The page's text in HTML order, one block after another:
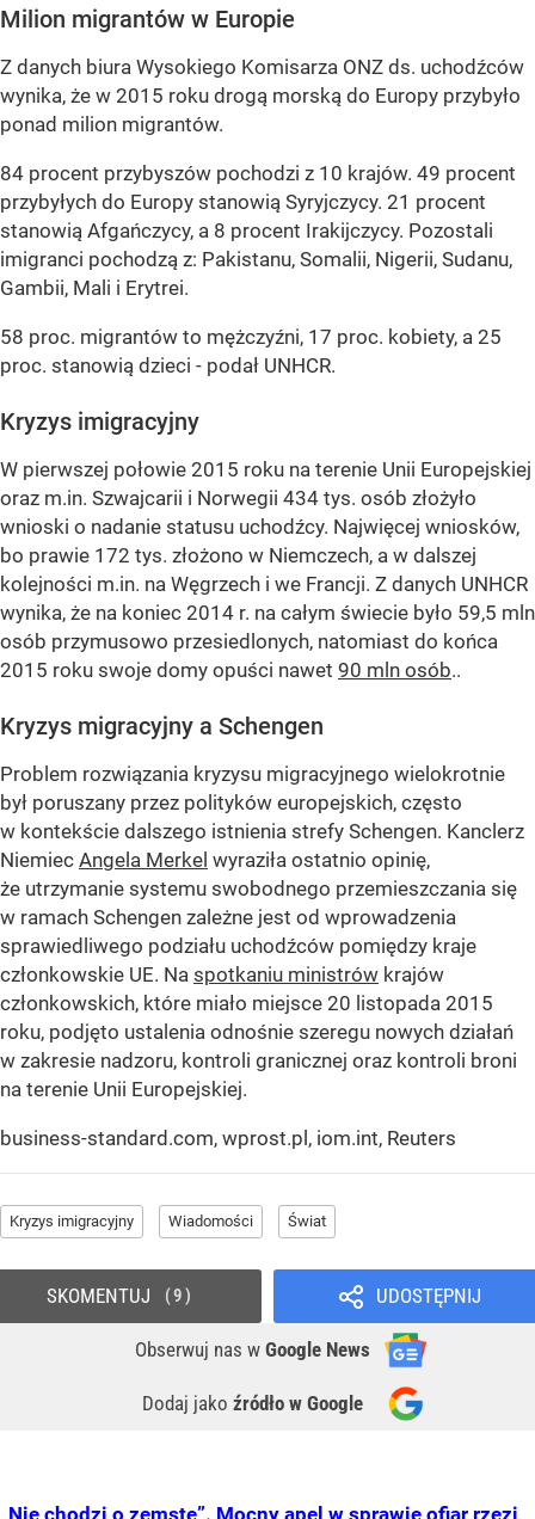
Milion migrantów w Europie
Z danych biura Wysokiego Komisarza ONZ ds. uchodźców
wynika, że w 2015 roku drogą morską do Europy przybyło
ponad milion migrantów.
84 procent przybyszów pochodzi z 10 krajów. 49 procent
przybyłych do Europy stanowią Syryjczycy. 21 procent
stanowią Afgańczycy, a 8 procent Irakijczycy. Pozostali
imigranci pochodzą z: Pakistanu, Somalii, Nigerii, Sudanu,
Gambii, Mali i Erytrei.
58 proc. migrantów to mężczyźni, 17 proc. kobiety, a 25
proc. stanowią dzieci - podał UNHCR.
Kryzys imigracyjny
W pierwszej połowie 2015 roku na terenie Unii Europejskiej
oraz m.in. Szwajcarii i Norwegii 434 tys. osób złożyło
wnioski o nadanie statusu uchodźcy. Najwięcej wniosków,
bo prawie 172 tys. złożono w Niemczech, a w dalszej
kolejności m.in. na Węgrzech i we Francji. Z danych UNHCR
wynika, że na koniec 2014 r. na całym świecie było 59,5 mln
osób przymusowo przesiedlonych, natomiast do końca
2015 roku swoje domy opuści nawet 90 mln osób..
Kryzys migracyjny a Schengen
Problem rozwiązania kryzysu migracyjnego wielokrotnie
był poruszany przez polityków europejskich, często
w kontekście dalszego istnienia strefy Schengen. Kanclerz
Niemiec Angela Merkel wyraziła ostatnio opinię,
że utrzymanie systemu swobodnego przemieszczania się
w ramach Schengen zależne jest od wprowadzenia
sprawiedliwego podziału uchodźców pomiędzy kraje
członkowskie UE. Na spotkaniu ministrów krajów
członkowskich, które miało miejsce 20 listopada 2015
roku, podjęto ustalenia odnośnie szeregu nowych działań
w zakresie nadzoru, kontroli granicznej oraz kontroli broni
na terenie Unii Europejskiej.
business-standard.com, wprost.pl, iom.int, Reuters
Kryzys imigracyjny Wiadomości Świat
UDOSTĘPNIJ
Obserwuj nas w Google News
Dodaj jako źródło w Google
SKOMENTUJ 9
„Nie chodzi o zemstę”. Mocny apel w sprawie ofiar rzezi